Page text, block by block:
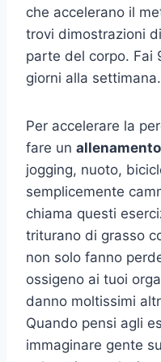
che accelerano il
trovi dimostrazioni
parte del corpo. Fai
giorni alla settimana.
Per accelerare la
fare un
jogging, nuoto,
semplicemente
chiama questi
triturano di grasso
non solo fanno
ossigeno ai tuoi
danno moltissimi
Quando pensi agli
immaginare gente